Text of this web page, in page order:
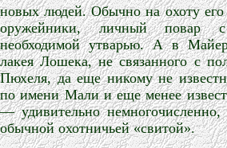
новых людей. Обычно на охоту его
оружейники, личный повар
необходимой утварью. А в
лакея Лошека, не связанного с
Пюхеля, да еще никому не
по имени Мали и еще менее
— удивительно
обычной охотничьей «свитой».